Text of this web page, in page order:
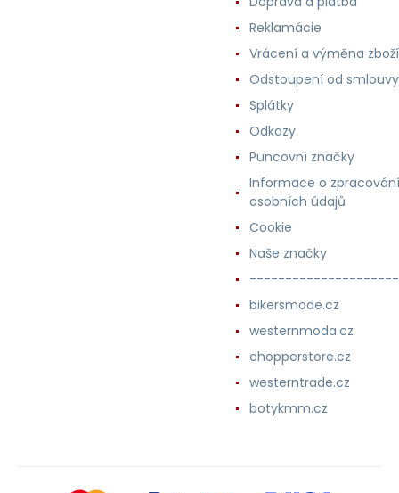
Reklamácie
Vrácení a výměna zboží
Odstoupení od smlouvy
Splátky
Odkazy
Puncovní značky
Informace o zpracování
osobních údajů
Cookie
Naše značky
bikersmode.cz
westernmoda.cz
chopperstore.cz
westerntrade.cz
botykmm.cz